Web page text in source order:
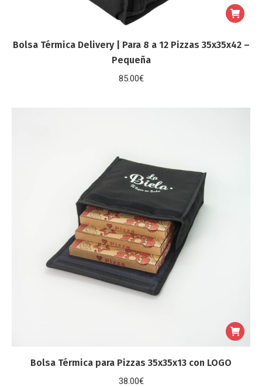
Bolsa Térmica Delivery | Para 8 a 12 Pizzas 35x35x42 –
Pequeña
85.00€
Bolsa Térmica para Pizzas 35x35x13 con LOGO
38.00€